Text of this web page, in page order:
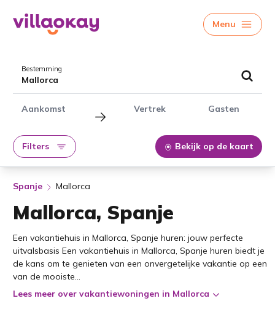
Menu
Bestemming
Mallorca
Aankomst Vertrek Gasten
Filters Bekijk op de kaart
Spanje Mallorca
Mallorca, Spanje
Een vakantiehuis in Mallorca, Spanje huren: jouw perfecte
uitvalsbasis Een vakantiehuis in Mallorca, Spanje huren biedt je
de kans om te genieten van een onvergetelijke vakantie op een
van de mooiste...
Lees meer over vakantiewoningen in Mallorca